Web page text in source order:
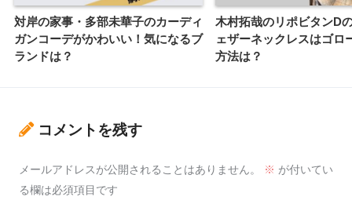
対岸の家事・多部未華子のカーディ
ガンコーデがかわいい！気になるブ
ランドは？
木村拓哉のリポビタンD
ェザーネックレスはゴロ
方法は？
コメントを残す
メールアドレスが公開されることはありません。 ※ が付いてい
る欄は必須項目です